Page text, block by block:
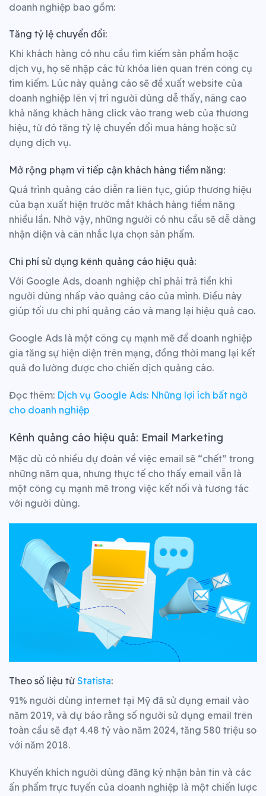
doanh nghiệp bao gồm:
Tăng tỷ lệ chuyển đổi:
Khi khách hàng có nhu cầu tìm kiếm sản phẩm hoặc
dịch vụ, họ sẽ nhập các từ khóa liên quan trên công cụ
tìm kiếm. Lúc này quảng cáo sẽ đề xuất website của
doanh nghiệp lên vị trí người dùng dễ thấy, nâng cao
khả năng khách hàng click vào trang web của thương
hiệu, từ đó tăng tỷ lệ chuyển đổi mua hàng hoặc sử
dụng dịch vụ.
Mở rộng phạm vi tiếp cận khách hàng tiềm năng:
Quá trình quảng cáo diễn ra liên tục, giúp thương hiệu
của bạn xuất hiện trước mắt khách hàng tiềm năng
nhiều lần. Nhờ vậy, những người có nhu cầu sẽ dễ dàng
nhận diện và cân nhắc lựa chọn sản phẩm.
Chi phí sử dụng kênh quảng cáo hiệu quả:
Với Google Ads, doanh nghiệp chỉ phải trả tiền khi
người dùng nhấp vào quảng cáo của mình. Điều này
giúp tối ưu chi phí quảng cáo và mang lại hiệu quả cao.
Google Ads là một công cụ mạnh mẽ để doanh nghiệp
gia tăng sự hiện diện trên mạng, đồng thời mang lại kết
quả đo lường được cho chiến dịch quảng cáo.
Đọc thêm: Dịch vụ Google Ads: Những lợi ích bất ngờ
cho doanh nghiệp
Kênh quảng cáo hiệu quả: Email Marketing
Mặc dù có nhiều dự đoán về việc email sẽ “chết” trong
những năm qua, nhưng thực tế cho thấy email vẫn là
một công cụ mạnh mẽ trong việc kết nối và tương tác
với người dùng.
Theo số liệu từ Statista:
91% người dùng internet tại Mỹ đã sử dụng email vào
năm 2019, và dự báo rằng số người sử dụng email trên
toàn cầu sẽ đạt 4.48 tỷ vào năm 2024, tăng 580 triệu so
với năm 2018.
Khuyến khích người dùng đăng ký nhận bản tin và các
ấn phẩm trực tuyến của doanh nghiệp là một chiến lược